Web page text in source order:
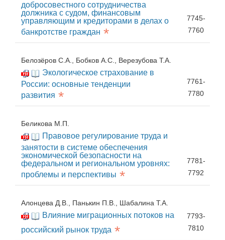
добросовестного сотрудничества
должника с судом, финансовым
управляющим и кредиторами в делах о
банкротстве граждан *
7745-
7760
Белозёров С.А., Бобков А.С., Верезубова Т.А.
Экологическое страхование в
России: основные тенденции
развития *
7761-
7780
Беликова М.П.
Правовое регулирование труда и
занятости в системе обеспечения
экономической безопасности на
федеральном и региональном уровнях:
проблемы и перспективы *
7781-
7792
Алонцева Д.В., Панькин П.В., Шабалина Т.А.
Влияние миграционных потоков на
российский рынок труда *
7793-
7810